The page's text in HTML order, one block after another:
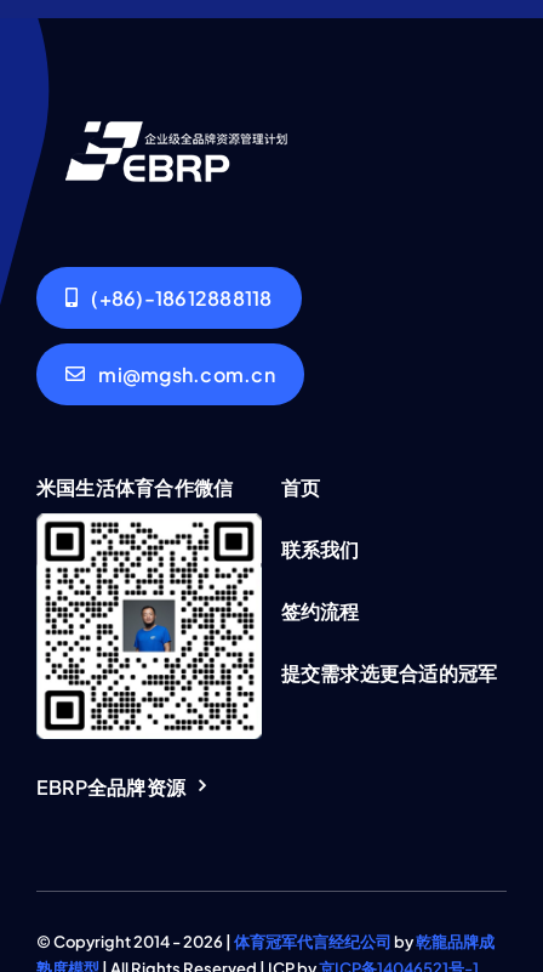
(+86)-18612888118
mi@mgsh.com.cn
米国生活体育合作微信 首页
联系我们
签约流程
提交需求选更合适的冠军
EBRP全品牌资源
© Copyright 2014 - 2026 | 体育冠军代言经纪公司by乾龍品牌成
熟度模型 | All Rights Reserved | ICP by京ICP备14046521号-1